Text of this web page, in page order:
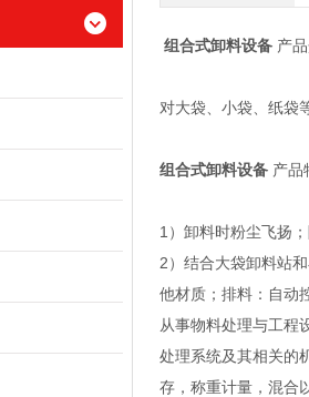
组合式卸料设备 产
对大袋、小袋、纸袋
组合式卸料设备 产品
1）卸料时粉尘飞扬
2）结合大袋卸料站
他材质；排料：自
从事物料处理与工程
处理系统及其相关的
存，称重计量，混合